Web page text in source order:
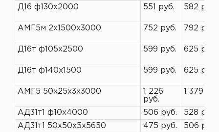
Д16 ф130х2000 551 руб. 582 руб.
АМГ5м 2х1500х3000 752 руб. 792 руб.
Д16т ф105х2500 599 руб. 625 руб.
Д16т ф140х1500 599 руб. 625 руб.
АМГ5 50х25х3х3000
1 226
руб.
1 379
АД31т1 ф10х4000 506 руб.
528 руб.
АД31т1 50х50х5х5650
475 руб.
506 руб.